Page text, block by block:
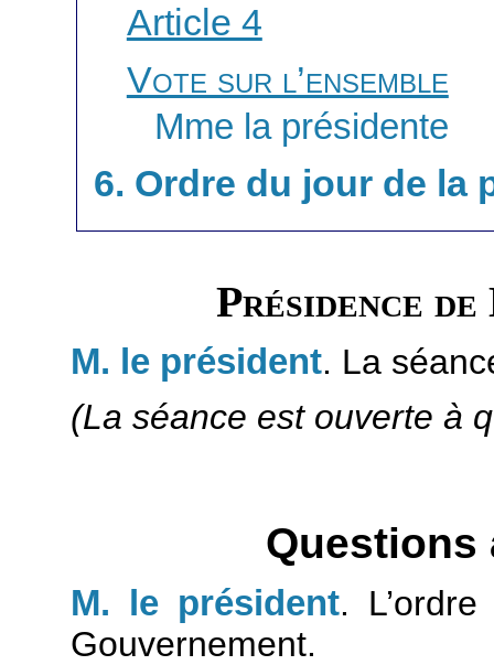
Article 4
Vote sur l’ensemble
Mme la présidente
6. Ordre du jour de la
Présidence
M. le président. La
(La séance est ouverte à
Questions
M. le président.
Gouvernement.